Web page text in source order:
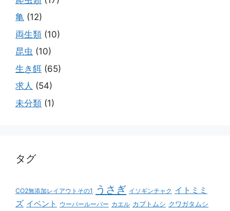
亀 (12)
両生類 (10)
昆虫 (10)
生き餌 (65)
求人 (54)
未分類 (1)
タグ
CO2無添加レイアウトその1 うさぎ イソギンチャク イトミミ
ズ イベント ウーパールーパー カエル カブトムシ クワガタムシ